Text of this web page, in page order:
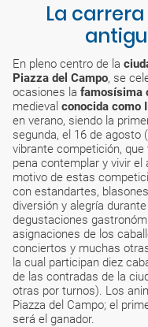
La
En pleno centro de la
Piazza del Campo, se
ocasiones la famosísima
medieval conocida como
en verano, siendo la
segunda, el 16 de agosto
vibrante competición,
pena contemplar y vivir
motivo de estas
con estandartes,
diversión y alegría
degustaciones
asignaciones de los
conciertos y muchas
la cual participan diez
de las contradas de la
otras por turnos). Los
Piazza del Campo; el
será el ganador.